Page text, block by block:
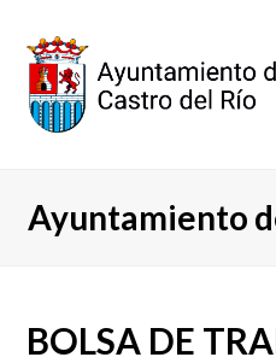
Ayuntamiento
BOLSA DE